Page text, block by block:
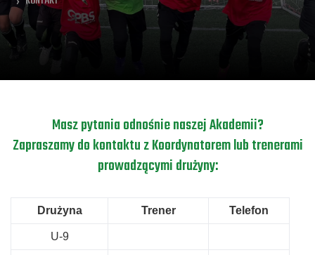
Masz pytania odnośnie naszej Akademii?
Zapraszamy do kontaktu z Koordynatorem lub trenerami
prowadzącymi drużyny:
Drużyna Trener Telefon
U-9